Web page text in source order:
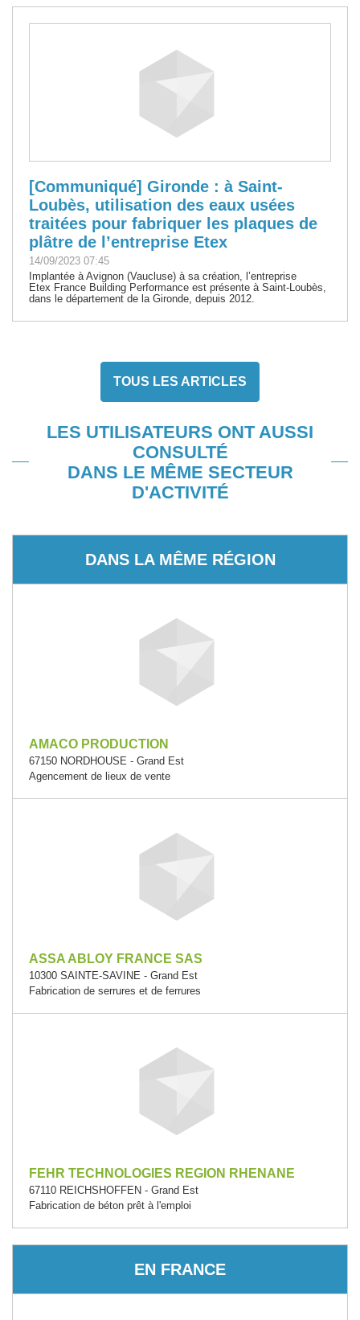
[Communiqué] Gironde : à Saint-
Loubès, utilisation des eaux usées
traitées pour fabriquer les plaques de
plâtre de l’entreprise Etex
14/09/2023 07:45
Implantée à Avignon (Vaucluse) à sa création, l’entreprise
Etex France Building Performance est présente à Saint-Loubès,
dans le département de la Gironde, depuis 2012.
TOUS LES ARTICLES
LES UTILISATEURS ONT AUSSI
CONSULTÉ
DANS LE MÊME SECTEUR
D'ACTIVITÉ
DANS LA MÊME RÉGION
AMACO PRODUCTION
67150 NORDHOUSE - Grand Est
Agencement de lieux de vente
ASSA ABLOY FRANCE SAS
10300 SAINTE-SAVINE - Grand Est
Fabrication de serrures et de ferrures
FEHR TECHNOLOGIES REGION RHENANE
67110 REICHSHOFFEN - Grand Est
Fabrication de béton prêt à l'emploi
EN FRANCE